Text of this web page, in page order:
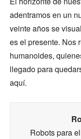
adentramos en un
veinte años se
es el presente. Nos
humanoides,
llegado para
aquí.
Robots para